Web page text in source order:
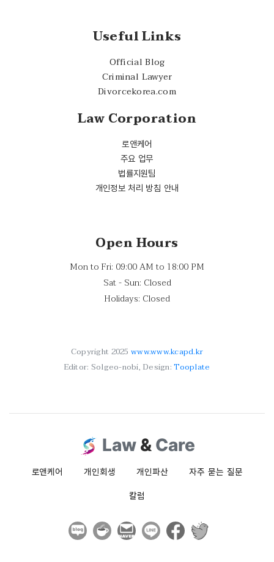
Useful Links
Official Blog
Criminal Lawyer
Divorcekorea.com
Law Corporation
로앤케어
주요 업무
법률지원팀
개인정보 처리 방침 안내
Open Hours
Mon to Fri: 09:00 AM to 18:00 PM
Sat - Sun: Closed
Holidays: Closed
Copyright 2025 www.www.kcapd.kr
Editor: Solgeo-nobi, Design:Tooplate
Law & Care
로앤케어 개인회생 개인파산 자주 묻는 질문
칼럼